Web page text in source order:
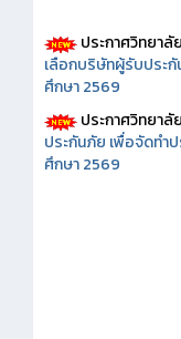
ประกาศวิทยา
เลือกบริษัทผู้รับประกั
ศึกษา 2569
ประกาศวิทยา
ประกันภัย เพื่อจัดทำ
ศึกษา 2569